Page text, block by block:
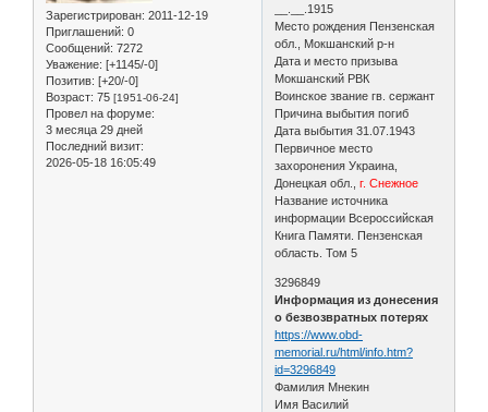
Зарегистрирован: 2011-12-19
Приглашений: 0
Сообщений: 7272
Уважение: [+1145/-0]
Позитив: [+20/-0]
Возраст: 75 [1951-06-24]
Провел на форуме:
3 месяца 29 дней
Последний визит:
2026-05-18 16:05:49
__.__.1915
Место рождения Пензенская
обл., Мокшанский р-н
Дата и место призыва
Мокшанский РВК
Воинское звание гв. сержант
Причина выбытия погиб
Дата выбытия 31.07.1943
Первичное место
захоронения Украина,
Донецкая обл.,
г. Снежное
Название источника
информации Всероссийская
Книга Памяти. Пензенская
область. Том 5
3296849
Информация из донесения
о безвозвратных потерях
https://www.obd-
memorial.ru/html/info.htm?
id=3296849
Фамилия Мнекин
Имя Василий